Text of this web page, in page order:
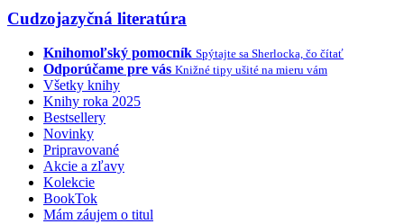
Cudzojazyčná literatúra
Knihomoľský pomocník Spýtajte sa Sherlocka, čo čítať
Odporúčame pre vás Knižné tipy ušité na mieru vám
Všetky knihy
Knihy roka 2025
Bestsellery
Novinky
Pripravované
Akcie a zľavy
Kolekcie
BookTok
Mám záujem o titul